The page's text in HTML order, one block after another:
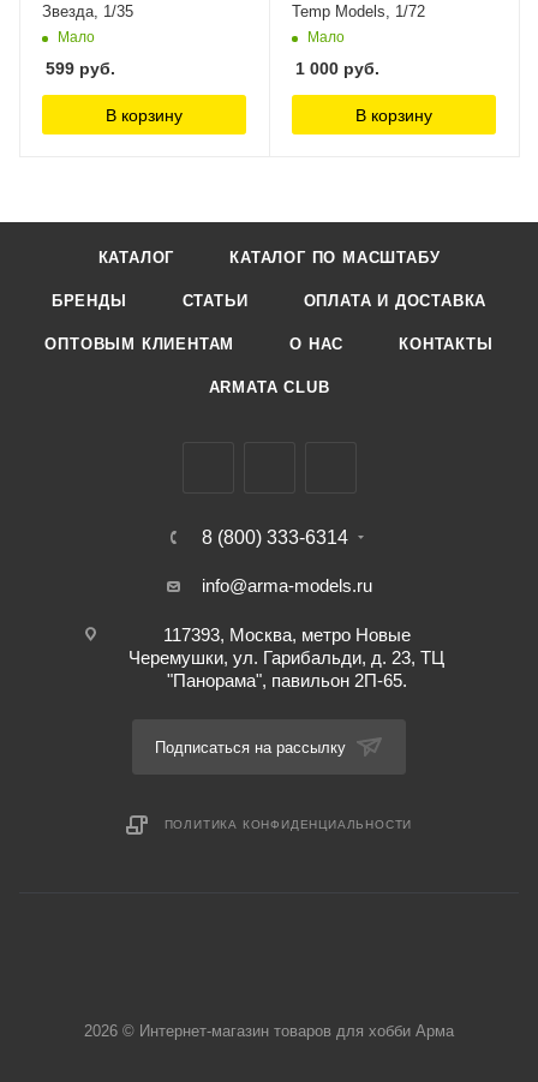
Звезда, 1/35
Мало
599 руб.
В корзину
Temp Models, 1/72
Мало
1 000 руб.
В корзину
КАТАЛОГ КАТАЛОГ ПО МАСШТАБУ
БРЕНДЫ СТАТЬИ ОПЛАТА И ДОСТАВКА
ОПТОВЫМ КЛИЕНТАМ О НАС КОНТАКТЫ
ARMATA CLUB
8 (800) 333-6314
info@arma-models.ru
117393, Москва, метро Новые
Черемушки, ул. Гарибальди, д. 23, ТЦ
"Панорама", павильон 2П-65.
Подписаться на рассылку
ПОЛИТИКА КОНФИДЕНЦИАЛЬНОСТИ
2026 © Интернет-магазин товаров для хобби Арма